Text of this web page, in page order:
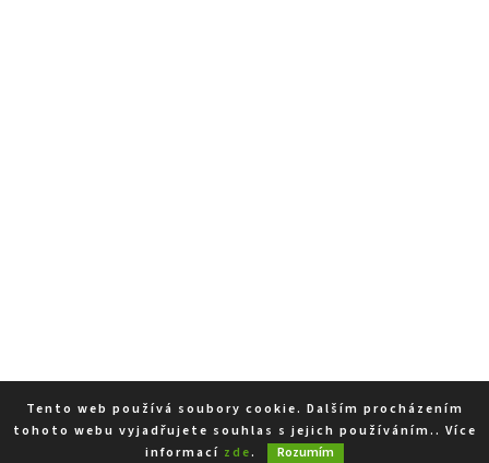
Tento web používá soubory cookie. Dalším procházením
tohoto webu vyjadřujete souhlas s jejich používáním.. Více
informací zde. Rozumím